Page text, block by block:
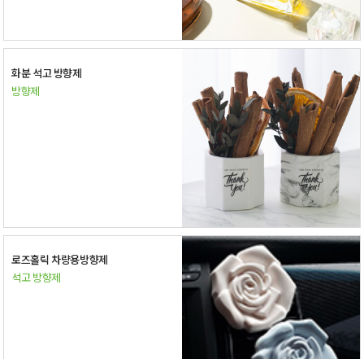
화분 석고 방향제
방향제
로즈홀릭 차량용방향제
석고 방향제